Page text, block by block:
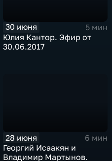
30 июня
5 мин
Юлия Кантор. Эфир от
30.06.2017
28 июня
6 мин
Георгий Исаакян и
Владимир Мартынов.